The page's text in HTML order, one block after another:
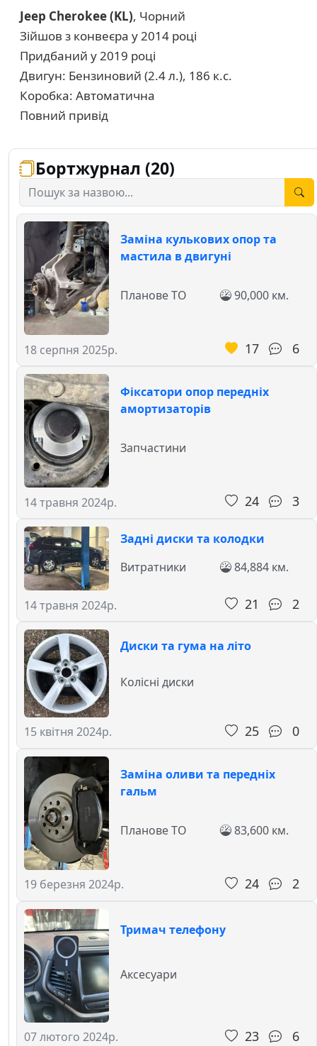
Jeep Cherokee (KL), Чорний
Зійшов з конвеєра у 2014 році
Придбаний у 2019 році
Двигун: Бензиновий (2.4 л.), 186 к.с.
Коробка: Автоматична
Повний привід
Бортжурнал (20)
Заміна кулькових опор та
мастила в двигуні
18 серпня 2025р.
Планове ТО 90,000 км.
17 6
Фіксатори опор передніх
амортизаторів
14 травня 2024р.
Запчастини
24 3
Задні диски та колодки
14 травня 2024р.
Витратники 84,884 км.
21 2
Диски та гума на літо
15 квітня 2024р.
Колісні диски
25 0
Заміна оливи та передніх
гальм
19 березня 2024р.
Планове ТО 83,600 км.
24 2
Тримач телефону
07 лютого 2024р.
Аксесуари
23 6